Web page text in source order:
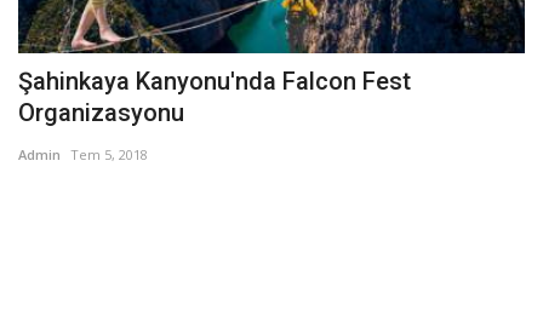
Şahinkaya Kanyonu'nda Falcon Fest
Organizasyonu
Admin Tem 5, 2018